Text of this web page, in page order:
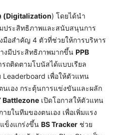
(Digitalization) โดยได้นำ
ประสิทธิภาพและสนับสนุนการ
มือสำคัญ 4 ตัวที่ช่วยให้การบริหาร
งมีประสิทธิภาพมากขึ้น PPB
ถติดตามโบนัสได้แบบเรียล
Leaderboard เพื่อให้ตัวแทน
เอง กระตุ้นการแข่งขันและผลัก
Battlezone เปิดโอกาสให้ตัวแทน
ยในทีมของตนเอง เพื่อเพิ่มแรง
ข็งแกร่งขึ้น BS Tracker ช่วย